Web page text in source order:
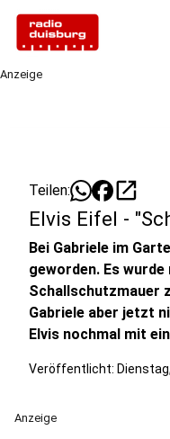
Anzeige
Teilen: open_in_new
Elvis Eifel -
Bei Gabriele im
geworden. Es wurde
Schallschutzmauer
Gabriele aber jetzt
Elvis nochmal mit
Veröffentlicht:
Anzeige